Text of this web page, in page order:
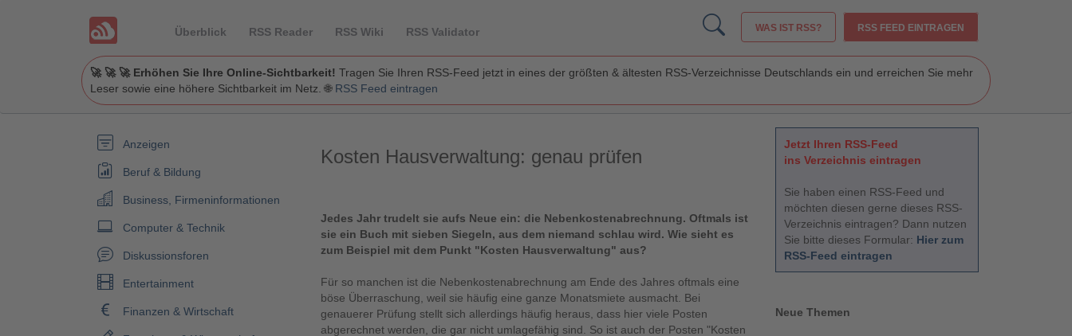
Überblick RSS Reader RSS Wiki RSS Validator WAS IST RSS? RSS FEED EINTRAGEN
🚀 🚀 🚀 Erhöhen Sie Ihre Online-Sichtbarkeit! Tragen Sie Ihren RSS-Feed jetzt in eines der größten & ältesten RSS-Verzeichnisse Deutschlands ein und erreichen Sie mehr
Leser sowie eine höhere Sichtbarkeit im Netz. 🌐 RSS Feed eintragen
Anzeigen
Beruf & Bildung
Business, Firmeninformationen
Computer & Technik
Diskussionsforen
Entertainment
Finanzen & Wirtschaft
Kosten Hausverwaltung: genau prüfen
Jedes Jahr trudelt sie aufs Neue ein: die Nebenkostenabrechnung. Oftmals ist
sie ein Buch mit sieben Siegeln, aus dem niemand schlau wird. Wie sieht es
zum Beispiel mit dem Punkt "Kosten Hausverwaltung" aus?
Für so manchen ist die Nebenkostenabrechnung am Ende des Jahres oftmals eine
böse Überraschung, weil sie häufig eine ganze Monatsmiete ausmacht. Bei
genauerer Prüfung stellt sich allerdings häufig heraus, dass hier viele Posten
abgerechnet werden, die gar nicht umlagefähig sind. So ist auch der Posten "Kosten
Jetzt Ihren RSS-Feed
ins Verzeichnis eintragen
Sie haben einen RSS-Feed und
möchten diesen gerne dieses RSS-
Verzeichnis eintragen? Dann nutzen
Sie bitte dieses Formular: Hier zum
RSS-Feed eintragen
Neue Themen